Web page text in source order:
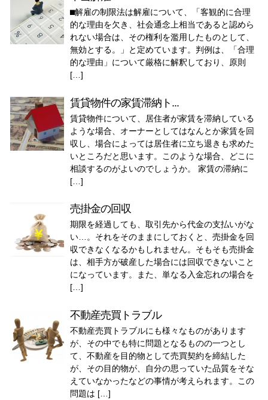
⬛︎解雇の制限法は解雇について、「客観的に合理
的な理由を欠き、社会通念上相当であると認めら
れない場合は、その権利を濫用したものとして、
無効とする。」と定めています。判例は、「合理
的な理由」について厳格に解釈しており、原則
[…]
賃貸物件の家賃滞納ト...
賃貸物件について、居住者が家賃を滞納している
ような場合、オーナーとしてはなんとか家賃を回
収し、場合によっては居住者に立ち退きも求めた
いところだと思います。このような場合、どこに
相談するのがよいのでしょうか。 家賃の滞納に
[…]
売掛金の回収
期限を経過しても、取引先から代金の支払いがな
い…。それをそのままにしておくと、売掛金を回
収できなくなるかもしれません。そもそも売掛金
は、相手方が破産した場合には回収できないこと
になっています。また、単なる入金忘れの場合を
[…]
不動産売買トラブル
不動産売買トラブルにも様々なものがあります
が、その中でも特に問題となるものの一つとし
て、不動産を目的物として売買契約を締結した
が、その目的物が、自分の思っていた品質をそな
えていなかったなどの事情が考えられます。この
問題は […]